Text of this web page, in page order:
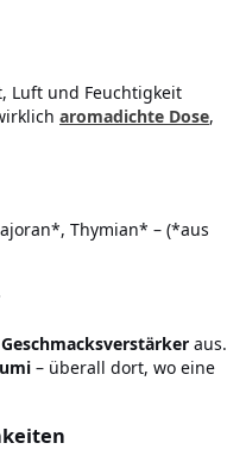
Luft und Feuchtigkeit
aromadichte Dose,
Thymian* – (*aus
aus.
– überall dort, wo eine